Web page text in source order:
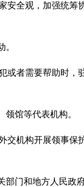
全观，加强统筹
或者需要帮助时，
馆等代表机构。
机构开展领事保
门和地方人民政